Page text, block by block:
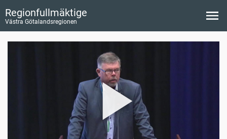
Regionfullmäktige
Västra Götalandsregionen